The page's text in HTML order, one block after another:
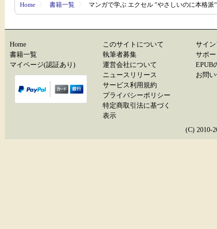
Home 〉 書籍一覧 〉 マンガで学ぶ エクセル ”やさしいのに本格
Home
書籍一覧
マイページ(認証あり)
このサイトについて
執筆者募集
運営会社について
ニュースリリース
サービス利用規約
プライバシーポリシー
特定商取引法に基づく
表示
サイ
サポ
EPUB
お問
(C) 2010-